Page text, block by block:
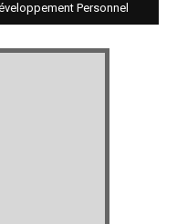
Personnel